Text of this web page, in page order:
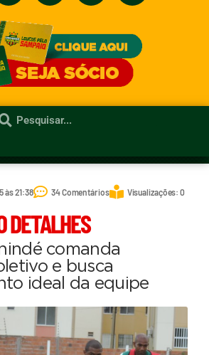
às 21:38 34 Comentários Visualizações: 0
DETALHES
comanda
e busca
ideal da equipe